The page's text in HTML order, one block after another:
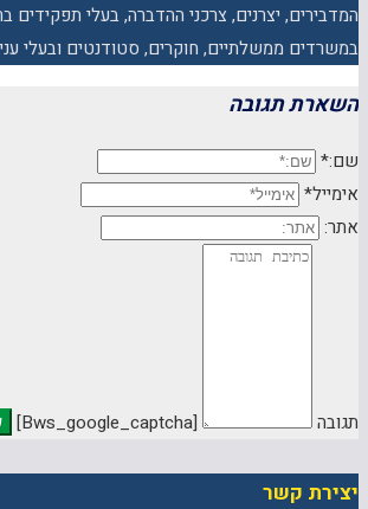
המדבירים, יצרנים, צרכני ההדברה, בעלי תפקידים
במשרדים ממשלתיים, חוקרים, סטודנטים ובעלי
השארת תגובה
שם:*
אימייל*
אתר:
תגובה [bws_google_captcha]
יצירת קשר